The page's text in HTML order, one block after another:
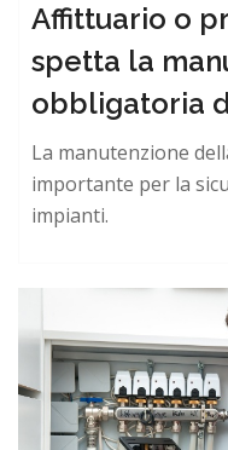
Affittuario o
spetta la
obbligatoria
La manutenzione
importante per la
impianti.